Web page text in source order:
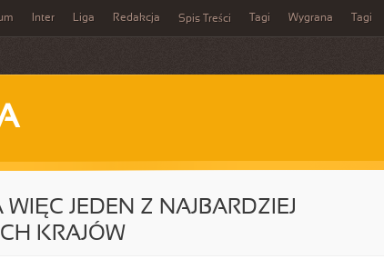
Inter Liga Redakcja Spis Treści Tagi Wygrana Tagi
JEDEN Z NAJBARDZIEJ
KRAJÓW